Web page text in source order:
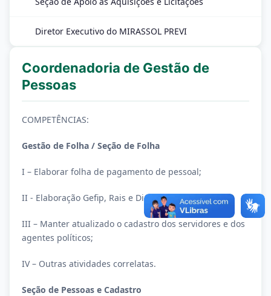
Diretor Executivo do MIRASSOL PREVI
Coordenadoria de Gestão de
Pessoas
COMPETÊNCIAS:
Gestão de Folha / Seção de Folha
I – Elaborar folha de pagamento de pessoal;
II - Elaboração Gefip, Rais e Dirf;
III – Manter atualizado o cadastro dos servidores e dos
agentes políticos;
IV – Outras atividades correlatas.
Seção de Pessoas e Cadastro